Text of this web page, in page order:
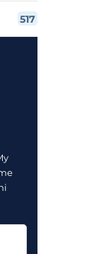
517